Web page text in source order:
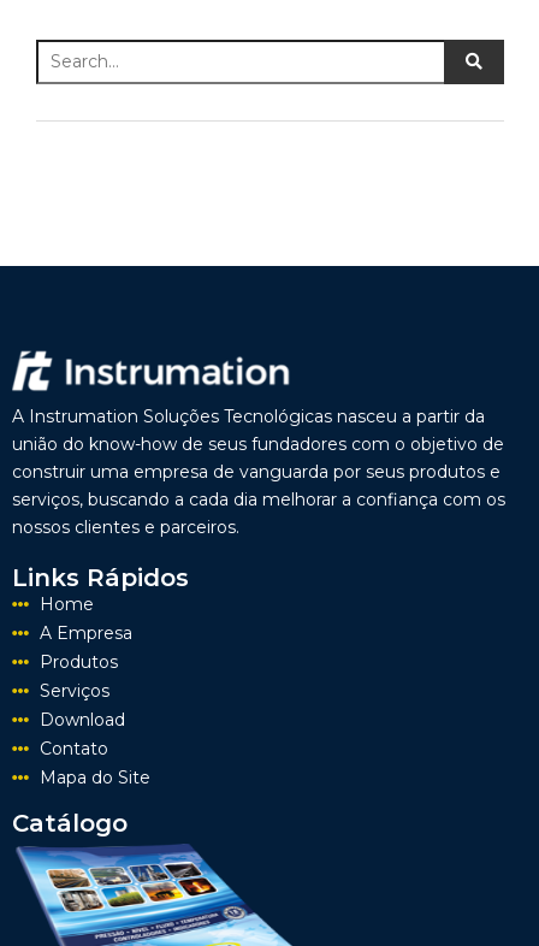
A Instrumation Soluções Tecnológicas nasceu a partir da
união do know-how de seus fundadores com o objetivo de
construir uma empresa de vanguarda por seus produtos e
serviços, buscando a cada dia melhorar a confiança com os
nossos clientes e parceiros.
Links Rápidos
Home
A Empresa
Produtos
Serviços
Download
Contato
Mapa do Site
Catálogo